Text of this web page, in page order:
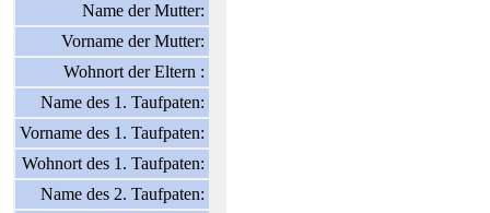
Name der Mutter:
Vorname der Mutter:
Wohnort der Eltern :
Name des 1. Taufpaten:
Vorname des 1. Taufpaten:
Wohnort des 1. Taufpaten:
Name des 2. Taufpaten: